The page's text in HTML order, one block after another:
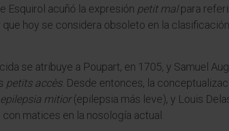
Esquirol acuñó la expresión petit malpara
hoy se considera obsoleto en la
se atribuye a Poupart, en 1705, y Samuel
petits accès. Desde entonces, la
epilepsia mitior(epilepsia más leve), y Louis
matices en la nosología actual.